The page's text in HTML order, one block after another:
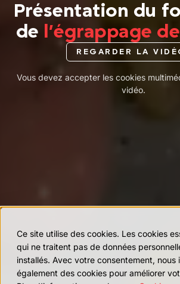
Présentation du
de l’égrappage
REGARDER LA
Vous devez accepter les cookies
vidéo.
Ce site utilise des cookies. Les cookies
qui ne traitent pas de données
installés. Avec votre consentement, nous
également des cookies pour améliorer